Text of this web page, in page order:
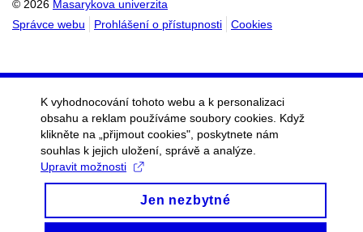
© 2026 Masarykova univerzita
Správce webu
Prohlášení o přístupnosti Cookies
K vyhodnocování tohoto webu a k personalizaci
obsahu a reklam používáme soubory cookies. Když
klikněte na „přijmout cookies", poskytnete nám
souhlas k jejich uložení, správě a analýze.
Upravit možnosti
Jen nezbytné